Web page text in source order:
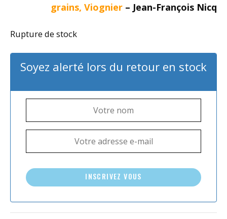
grains, Viognier – Jean-François Nicq
Rupture de stock
Soyez alerté lors du retour en stock
INSCRIVEZ VOUS